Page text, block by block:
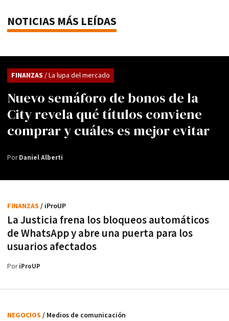
NOTICIAS MÁS LEÍDAS
Nuevo semáforo de bonos de la
City revela qué títulos conviene
comprar y cuáles es mejor evitar
FINANZAS / La lupa del mercado
PorDaniel Alberti
La Justicia frena los bloqueos automáticos
de WhatsApp y abre una puerta para los
usuarios afectados
FINANZAS / iProUP
PoriProUP
NEGOCIOS / Medios de comunicación